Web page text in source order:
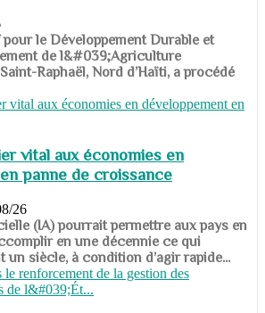
le Développement Durable et
de l&#039;Agriculture
Raphaël, Nord d’Haïti, a procédé
vital aux économies en
panne de croissance
26
(IA) pourrait permettre aux pays en
en une décennie ce qui
un siècle, à condition d’agir rapide...